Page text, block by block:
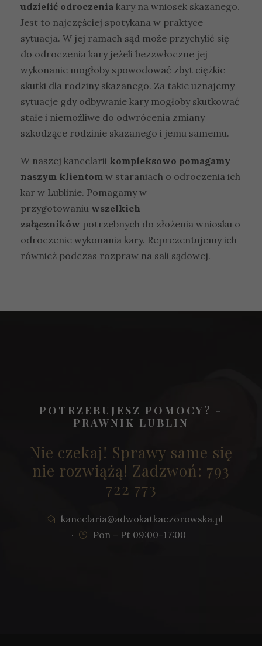
udzielić odroczenia kary na wniosek skazanego.
Jest to najczęściej spotykana w praktyce
sytuacja. W jej ramach sąd może przychylić się
do odroczenia kary jeżeli bezzwłoczne jej
wykonanie mogłoby spowodować zbyt ciężkie
skutki dla rodziny skazanego. Za takie uznajemy
sytuacje gdy odbywanie kary mogłoby skutkować
stałe i niemożliwe do odwrócenia zmiany
szkodzące rodzinie skazanego i jemu samemu.
W naszej kancelarii kompleksowo pomagamy
naszym klientom w staraniach o odroczenia ich
kar w Lublinie. Pomagamy w
przygotowaniu wszelkich
załączników potrzebnych do złożenia wniosku o
odroczenie wykonania kary. Reprezentujemy ich
również podczas rozpraw na sali sądowej.
POTRZEBUJESZ POMOCY? -
PRAWNIK LUBLIN
Nie czekaj! Sprawy same się
nie rozwiążą! Zadzwoń: 793
722 773
kancelaria@adwokatkaczorowska.pl
·
Pon – Pt 09:00-17:00